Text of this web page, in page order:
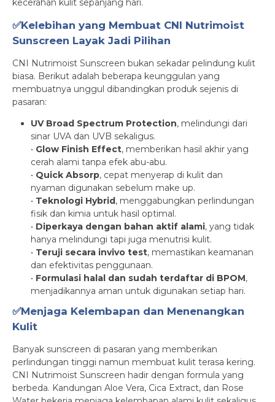
kecerahan kulit sepanjang hari.
✅Kelebihan yang Membuat CNI Nutrimoist
Sunscreen Layak Jadi Pilihan
CNI Nutrimoist Sunscreen bukan sekadar pelindung kulit
biasa. Berikut adalah beberapa keunggulan yang
membuatnya unggul dibandingkan produk sejenis di
pasaran:
UV Broad Spectrum Protection, melindungi dari
sinar UVA dan UVB sekaligus.
• Glow Finish Effect, memberikan hasil akhir yang
cerah alami tanpa efek abu-abu.
• Quick Absorp, cepat menyerap di kulit dan
nyaman digunakan sebelum make up.
• Teknologi Hybrid, menggabungkan perlindungan
fisik dan kimia untuk hasil optimal.
• Diperkaya dengan bahan aktif alami, yang tidak
hanya melindungi tapi juga menutrisi kulit.
• Teruji secara invivo test, memastikan keamanan
dan efektivitas penggunaan.
• Formulasi halal dan sudah terdaftar di BPOM,
menjadikannya aman untuk digunakan setiap hari.
✅Menjaga Kelembapan dan Menenangkan
Kulit
Banyak sunscreen di pasaran yang memberikan
perlindungan tinggi namun membuat kulit terasa kering.
CNI Nutrimoist Sunscreen hadir dengan formula yang
berbeda. Kandungan Aloe Vera, Cica Extract, dan Rose